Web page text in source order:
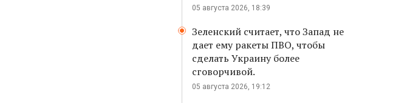
05 августа 2026, 18:39
Зеленский считает, что Запад не
дает ему ракеты ПВО, чтобы
сделать Украину более
сговорчивой.
05 августа 2026, 19:12